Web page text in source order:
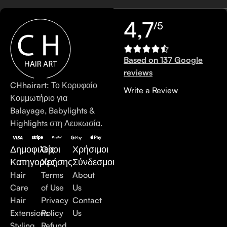
CHhairart: Το Κορυφαίο
Κομμωτήριο για
Balayage, Babylights &
Highlights στη Λευκωσία.
Δημοφιλείς
Κατηγορίες
Hair
Care
Hair
Extensions
Όροι
Χρήσης
Terms
of Use
Privacy
Policy
Χρήσιμοι
Σύνδεσμοι
About
Us
Contact
Us
4,7/5
Based on 137 Google
reviews
Write a Review